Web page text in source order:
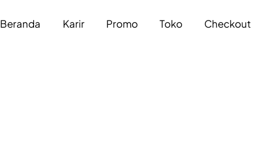
Beranda Karir Promo Toko Checkout